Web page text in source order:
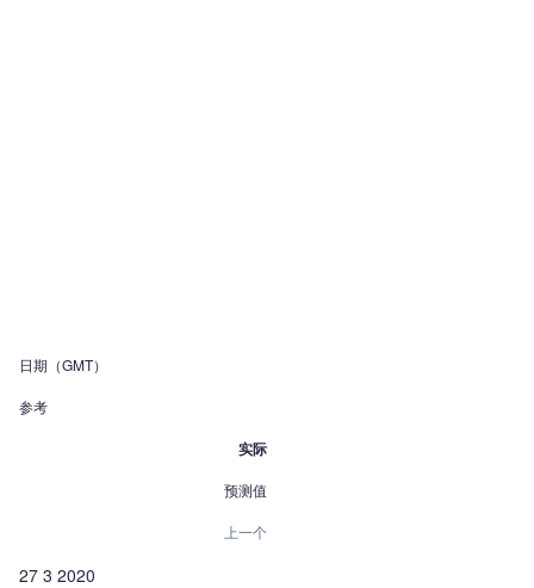
日期（GMT）
参考
实际
预测值
上一个
27 3 2020